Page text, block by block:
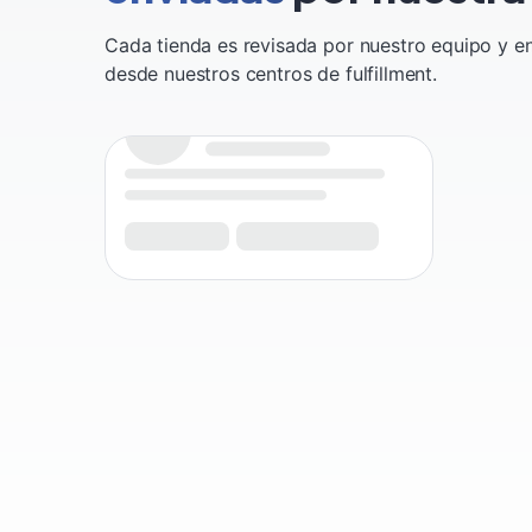
Cada tienda es revisada por nuestro equipo y
desde nuestros centros de fulfillment.